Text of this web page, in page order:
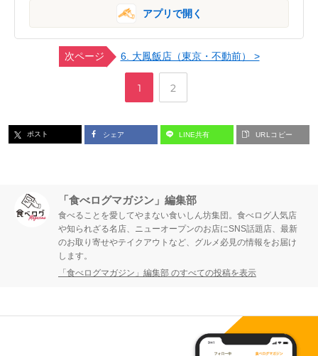
アプリで開く
次ページ 6. 大鳳飯店（東京・不動前） >
ペ
ジ
1
,
ペ
ジ
2
ポスト シェア LINE共有 URLコピー
「食べログマガジン」編集部
食べることを愛してやまない食いしん坊集団。食べログ人気店
や知られざる名店、ニューオープンのお店にSNS話題店、最新
のお取り寄せやテイクアウトなど、グルメ必見の情報をお届け
します。
「食べログマガジン」編集部 のすべての投稿を表示